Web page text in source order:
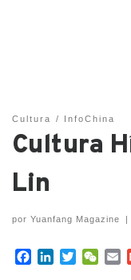
Cultura InfoChina
Cultura
Lin
por Yuanfang Magazine
W